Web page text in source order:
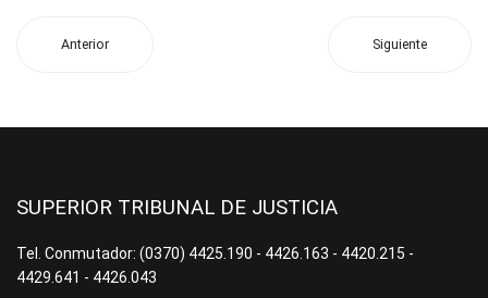
Anterior Siguiente
SUPERIOR TRIBUNAL DE JUSTICIA
Tel. Conmutador: (0370) 4425.190 - 4426.163 - 4420.215 -
4429.641 - 4426.043